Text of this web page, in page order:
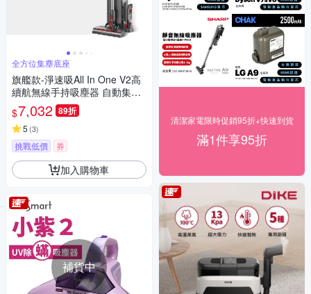
全方位集塵底座
旗艦款-淨速吸All In One V2高
續航無線手持吸塵器 自動集塵-
吸塵/除蹣/洗地(含除蹣刷頭/洗
地刷頭)
$7,032 89折
5 (3)
挑戰低價 券
加入購物車
補貨中
清潔家電限時促銷95折+快速到貨
滿1件享95折